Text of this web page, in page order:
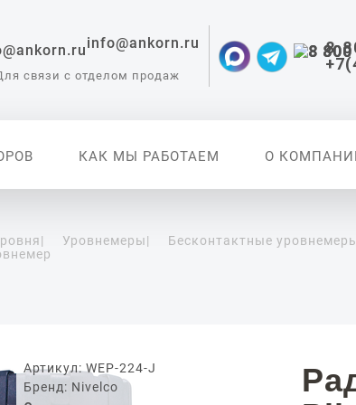
info@ankorn.ru
связи с отделом продаж
8
КАК МЫ РАБОТАЕМ О
для
| Уровнемеры|
Бесконтактные
Артикул: WEP-224-J
Бренд: Nivelco